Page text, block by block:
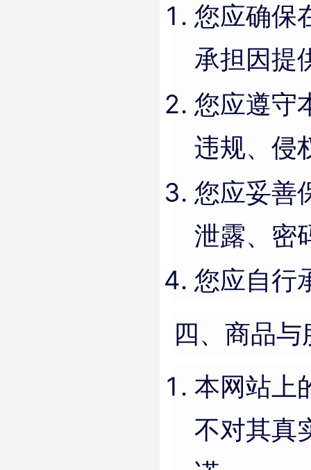
您应确保
承担因提
您应遵守
违规、侵
您应妥善
泄露、密
您应自行
四、商品与
本网站上
不对其真